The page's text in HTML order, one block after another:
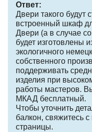
Ответ:
Двери такого будут
встроенный шкаф
Двери (а в случае
будет изготовлены
экологичного
собственного
поддерживать
изделия при
работы мастеров.
МКАД бесплатный.
Чтобы уточнить
балкон, свяжитесь
страницы.